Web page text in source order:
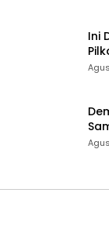
Ini
ke